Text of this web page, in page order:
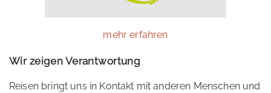
mehr erfahren
Wir zeigen Verantwortung
Reisen bringt uns in Kontakt mit anderen Menschen und